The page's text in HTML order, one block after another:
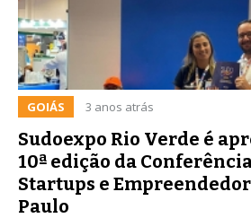
GOIÁS 3 anos atrás
Sudoexpo Rio Verde é
10ª edição da
Startups e
Paulo